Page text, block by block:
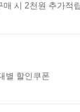
매 시 2천원 추가적립
별 할인쿠폰